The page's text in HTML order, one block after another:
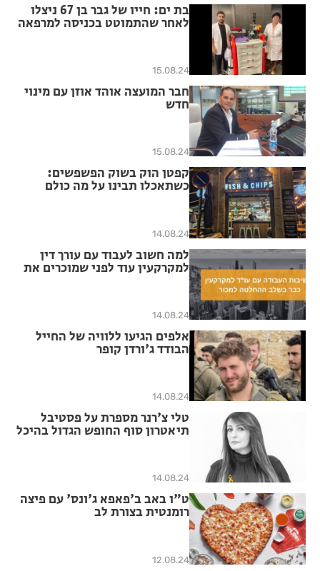
בת ים: חייו של גבר בן 67 ניצלו
לאחר שהתמוטט בכניסה למרפאה
15.08.24
חבר המועצה אוהד אוזן עם מינוי
חדש
15.08.24
קפטן הוק בשוק הפשפשים:
כשתאכלו תבינו על מה כולם
14.08.24
למה חשוב לעבוד עם עורך דין
למקרקעין עוד לפני שמוכרים את
14.08.24
אלפים הגיעו ללוויה של החייל
הבודד ג'ורדן קופר
14.08.24
טלי צ'רנר מספרת על פסטיבל
תיאטרון סוף החופש הגדול בהיכל
14.08.24
ט"ו באב ב'פאפא ג'ונס' עם פיצה
רומנטית בצורת לב
12.08.24